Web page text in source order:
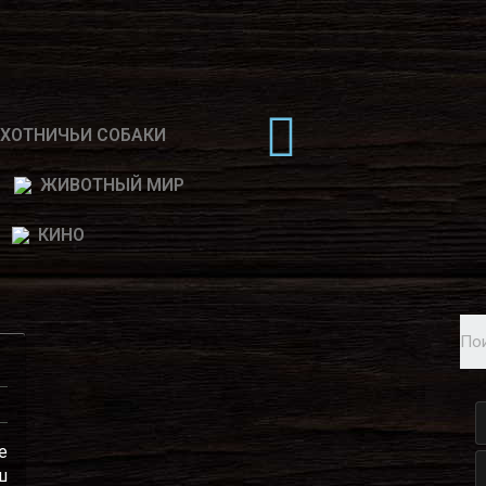
СОБАКИ
ЖИВОТНЫЙ МИР
КИНО